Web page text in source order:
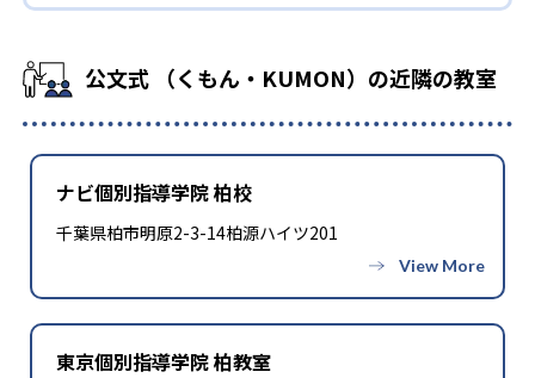
公文式 （くもん・KUMON）の近隣の教室
ナビ個別指導学院 柏校
千葉県柏市明原2-3-14柏源ハイツ201
東京個別指導学院 柏教室